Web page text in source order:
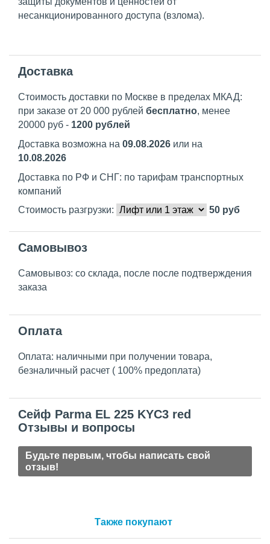
несанкционированного доступа (взлома).
Доставка
Стоимость доставки по Москве в пределах МКАД:
при заказе от 20 000 рублей бесплатно, менее
20000 руб - 1200 рублей
Доставка возможна на 09.08.2026 или на
10.08.2026
Доставка по РФ и СНГ: по тарифам транспортных
компаний
Стоимость разгрузки:
50 руб
Самовывоз
Самовывоз: со склада, после после подтверждения
заказа
Оплата
Оплата: наличными при получении товара,
безналичный расчет ( 100% предоплата)
Сейф Parma EL 225 KYC3 red
Отзывы и вопросы
Будьте первым, чтобы написать свой
отзыв!
Также покупают